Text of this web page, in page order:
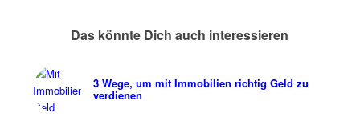
Das könnte Dich auch interessieren
3 Wege, um mit Immobilien richtig Geld zu
verdienen